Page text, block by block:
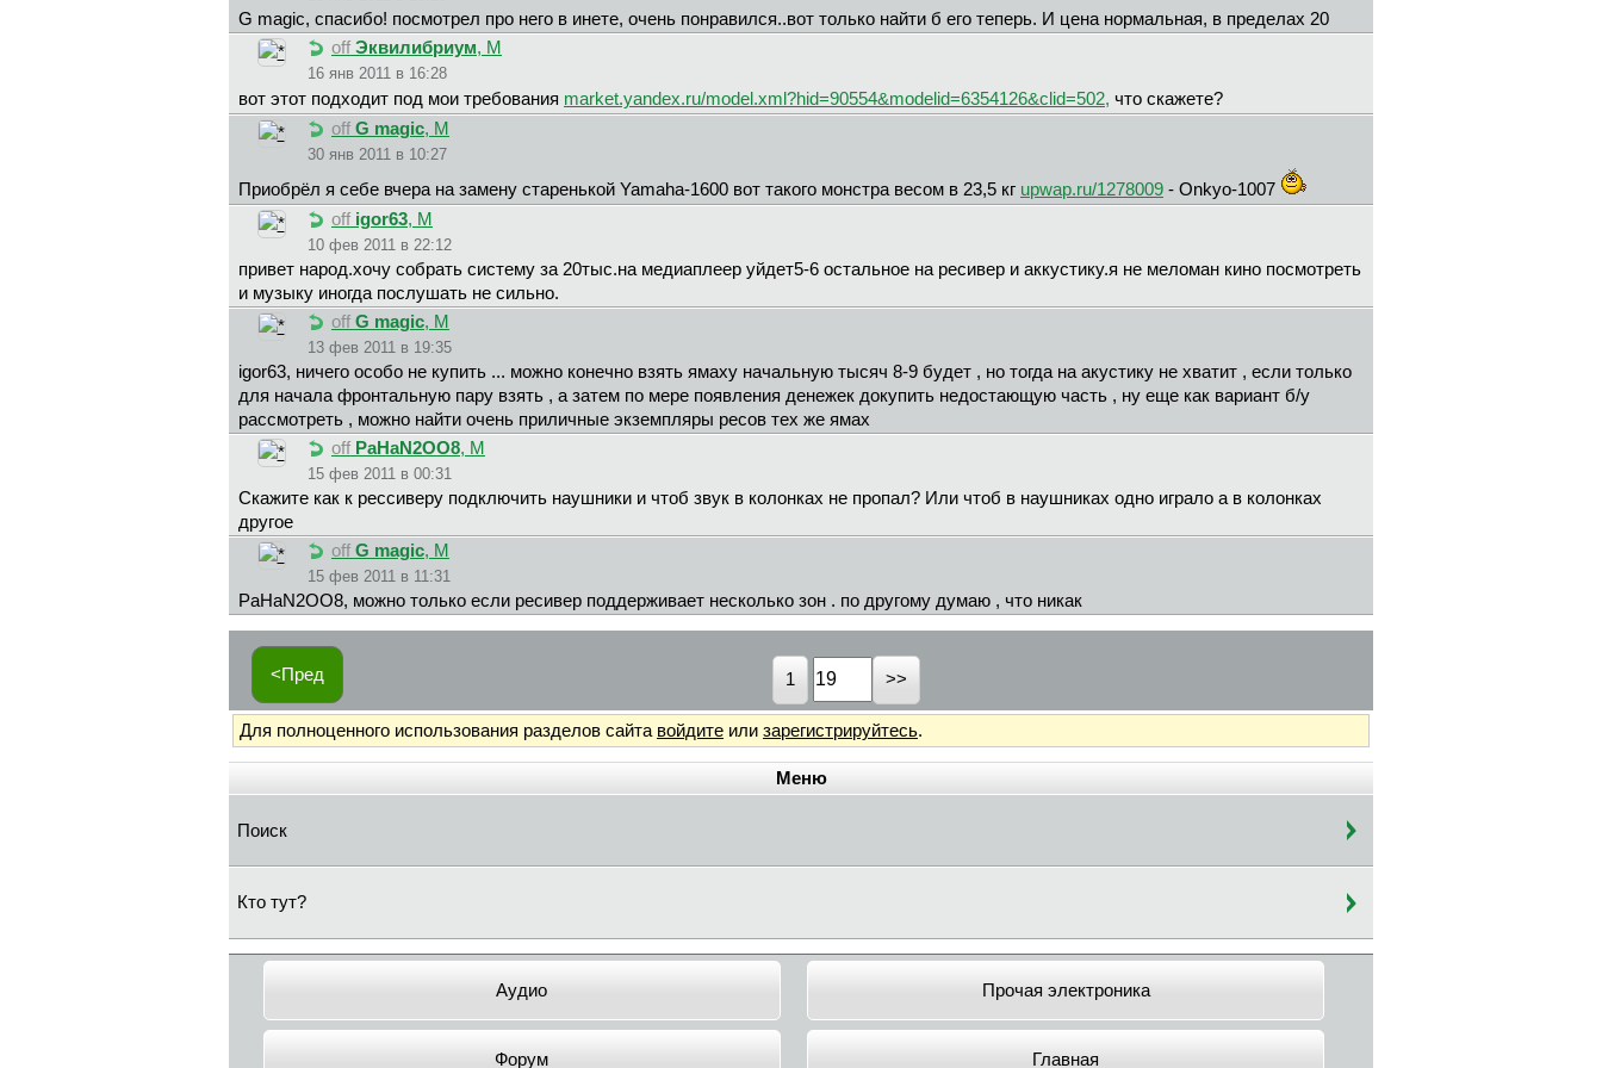
G magic, спасибо! посмотрел про него в инете, очень понравился..вот только найти б его теперь. И цена нормальная, в пределах 20
off Эквилибриум, М
16 янв 2011 в 16:28
вот этот подходит под мои требования market.yandex.ru/model.xml?hid=90554&modelid=6354126&clid=502, что скажете?
off G magic, М
30 янв 2011 в 10:27
Приобрёл я себе вчера на замену старенькой Yamaha-1600 вот такого монстра весом в 23,5 кг upwap.ru/1278009 - Onkyo-1007
off igor63, М
10 фев 2011 в 22:12
привет народ.хочу собрать систему за 20тыс.на медиаплеер уйдет5-6 остальное на ресивер и аккустику.я не меломан кино посмотреть
и музыку иногда послушать не сильно.
off G magic, М
13 фев 2011 в 19:35
igor63, ничего особо не купить ... можно конечно взять ямаху начальную тысяч 8-9 будет , но тогда на акустику не хватит , если только
для начала фронтальную пару взять , а затем по мере появления денежек докупить недостающую часть , ну еще как вариант б/у
рассмотреть , можно найти очень приличные экземпляры ресов тех же ямах
off PaHaN2OO8, М
15 фев 2011 в 00:31
Скажите как к рессиверу подключить наушники и чтоб звук в колонках не пропал? Или чтоб в наушниках одно играло а в колонках
другое
off G magic, М
15 фев 2011 в 11:31
PaHaN2OO8, можно только если ресивер поддерживает несколько зон . по другому думаю , что никак
<Пред 1
Для полноценного использования разделов сайта войдите или зарегистрируйтесь.
Меню
Поиск
Кто тут?
Аудио Прочая электроника
Форум Главная